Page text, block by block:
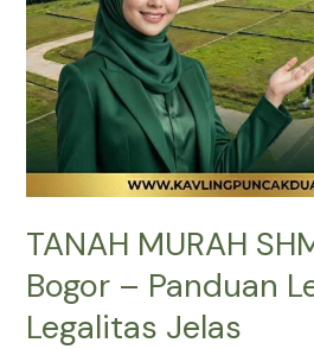
TANAH MURAH
Bogor – Panduan
Legalitas Jelas
Legalitas
Jelas